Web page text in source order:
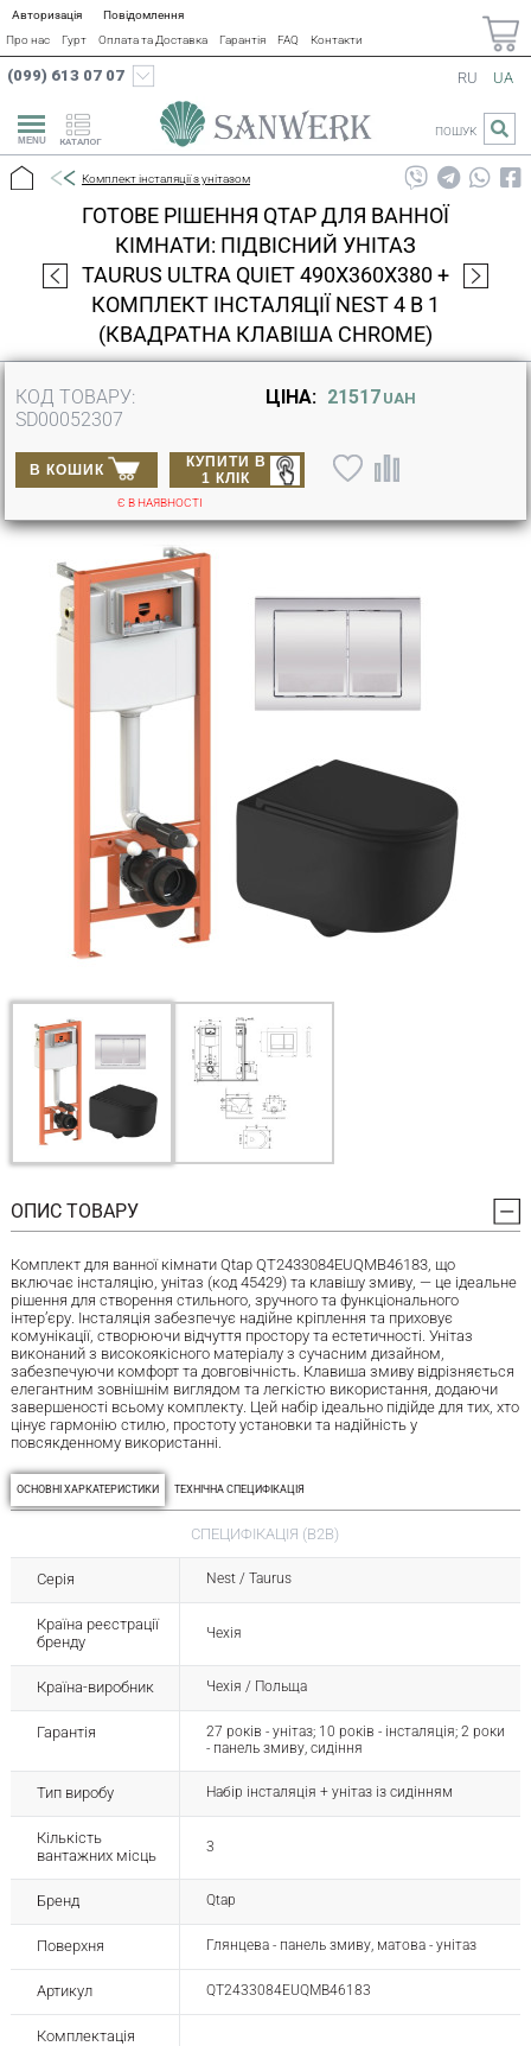
Авторизація
Повідомлення
Про нас
Гурт Оплата та Доставка Гарантія FAQ Контакти
(099) 613 07 07
КАТАЛОГ
RU UA
ПОШУК
Комплект інсталяції з унітазом
ГОТОВЕ РІШЕННЯ QTAP ДЛЯ ВАННОЇ
КІМНАТИ: ПІДВІСНИЙ УНІТАЗ
TAURUS ULTRA QUIET 490X360X380 +
КОМПЛЕКТ ІНСТАЛЯЦІЇ NEST 4 В 1
(КВАДРАТНА КЛАВІША CHROME)
КОД ТОВАРУ:
SD00052307
ЦІНА: 21517 UAH
В КОШИК
КУПИТИ В
1 КЛІК
Є В НАЯВНОСТІ
ОПИС ТОВАРУ
Комплект для ванної кімнати Qtap QT2433084EUQMB46183, що
включає інсталяцію, унітаз (код 45429) та клавішу змиву, — це ідеальне
рішення для створення стильного, зручного та функціонального
інтер’єру. Інсталяція забезпечує надійне кріплення та приховує
комунікації, створюючи відчуття простору та естетичності. Унітаз
виконаний з високоякісного матеріалу з сучасним дизайном,
забезпечуючи комфорт та довговічність. Клавиша змиву відрізняється
елегантним зовнішнім виглядом та легкістю використання, додаючи
завершеності всьому комплекту. Цей набір ідеально підійде для тих, хто
цінує гармонію стилю, простоту установки та надійність у
повсякденному використанні.
ОСНОВНІ ХАРКАТЕРИСТИКИ ТЕХНІЧНА СПЕЦИФІКАЦІЯ
СПЕЦИФІКАЦІЯ (B2B)
Серія Nest / Taurus
Країна реєстрації
бренду
Чехія
Країна-виробник Чехія / Польща
Гарантія
27 років - унітаз; 10 років - інсталяція; 2 роки
- панель змиву, сидіння
Тип виробу Набір інсталяція + унітаз із сидінням
Кількість
вантажних місць
3
Бренд Qtap
Поверхня Глянцева - панель змиву, матова - унітаз
Артикул QT2433084EUQMB46183
Комплектація